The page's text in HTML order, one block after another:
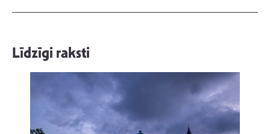
Līdzīgi raksti